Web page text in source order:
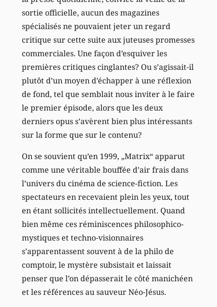
sortie officielle, aucun des magazines
spécialisés ne pouvaient jeter un regard
critique sur cette suite aux juteuses promesses
commerciales. Une façon d’esquiver les
premières critiques cinglantes? Ou s’agissait-il
plutôt d’un moyen d’échapper à une réflexion
de fond, tel que semblait nous inviter à le faire
le premier épisode, alors que les deux
derniers opus s’avèrent bien plus intéressants
sur la forme que sur le contenu?
On se souvient qu’en 1999, „Matrix“ apparut
comme une véritable bouffée d’air frais dans
l’univers du cinéma de science-fiction. Les
spectateurs en recevaient plein les yeux, tout
en étant sollicités intellectuellement. Quand
bien même ces réminiscences philosophico-
mystiques et techno-visionnaires
s’apparentassent souvent à de la philo de
comptoir, le mystère subsistait et laissait
penser que l’on dépasserait le côté manichéen
et les références au sauveur Néo-Jésus.